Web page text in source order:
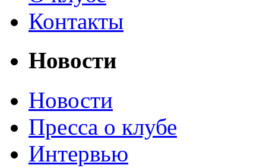
Контакты
Новости
Новости
Пресса о клубе
Интервью